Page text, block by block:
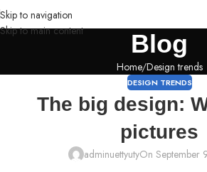
Skip to navigation
Skip to main content
Blog
Home Design trends
DESIGN TRENDS
The big design:
pictures
adminuettyutyOn September